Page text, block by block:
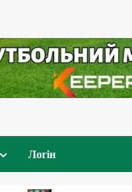
Логін